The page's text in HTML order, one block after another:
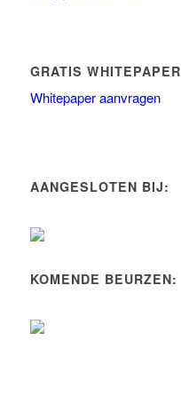
GRATIS WHITEPAPER
Whitepaper aanvragen
AANGESLOTEN BIJ:
KOMENDE BEURZEN: